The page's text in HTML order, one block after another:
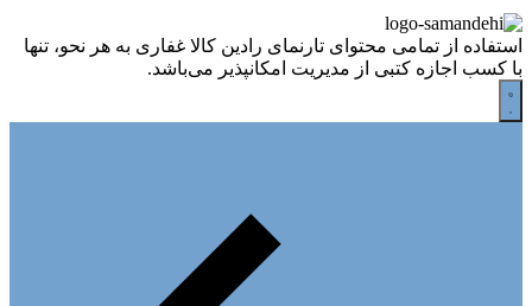
استفاده از تمامی محتوای تارنمای رادین کالا غفاری به هر نحو، تنها
با کسب اجازه کتبی از مدیریت امکانپذیر می‌باشد.